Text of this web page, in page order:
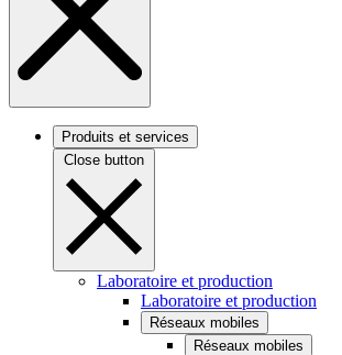
Produits et services
Close button
Laboratoire et production
Laboratoire et production
Réseaux mobiles
Réseaux mobiles